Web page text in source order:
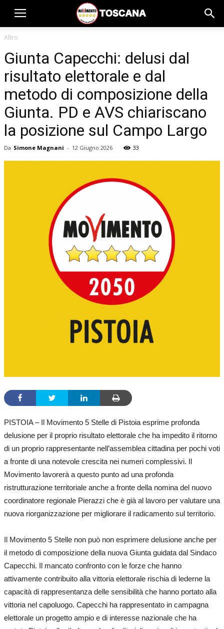
Altro
Giunta Capecchi: delusi dal
risultato elettorale e dal
metodo di composizione della
Giunta. PD e AVS chiariscano
la posizione sul Campo Largo
Da Simone Magnani - 12 Giugno 2026 33
PISTOIA – Il Movimento 5 Stelle di Pistoia esprime profonda
delusione per il proprio risultato elettorale che ha impedito il ritorno
di un proprio rappresentante nell’assemblea cittadina per pochi voti
a fronte di una notevole crescita nei numeri complessivi. Il
Movimento lavorerà a questo punto ad una profonda
ristrutturazione territoriale anche a fronte della nomina del nuovo
coordinatore regionale Pierazzi che è già al lavoro per valutare una
nuova riorganizzazione per migliorare il radicamento sul territorio.
Il Movimento 5 Stelle non può non esprimere delusione anche per
il metodo di composizione della nuova Giunta guidata dal Sindaco
Capecchi. Il mancato confronto con le forze che hanno
attivamente contribuito alla vittoria elettorale rischia di lederne la
capacità di rappresentanza delle sensibilità che hanno portato alla
vittoria nel capoluogo. Capecchi ha rappresentato in campagna
elettorale un progetto ampio e di interesse nazionale che ha